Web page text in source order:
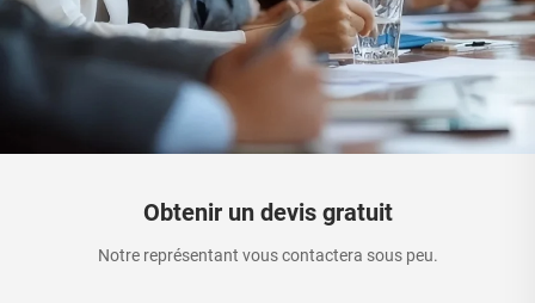
Obtenir un devis gratuit
Notre représentant vous contactera sous peu.